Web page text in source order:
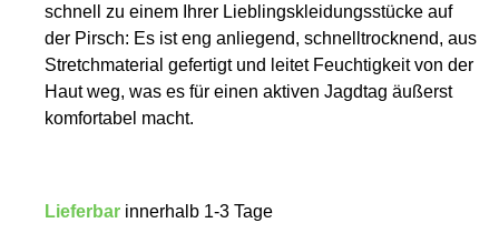
schnell zu einem Ihrer Lieblingskleidungsstücke auf
der Pirsch: Es ist eng anliegend, schnelltrocknend, aus
Stretchmaterial gefertigt und leitet Feuchtigkeit von der
Haut weg, was es für einen aktiven Jagdtag äußerst
komfortabel macht.
Lieferbar innerhalb 1-3 Tage